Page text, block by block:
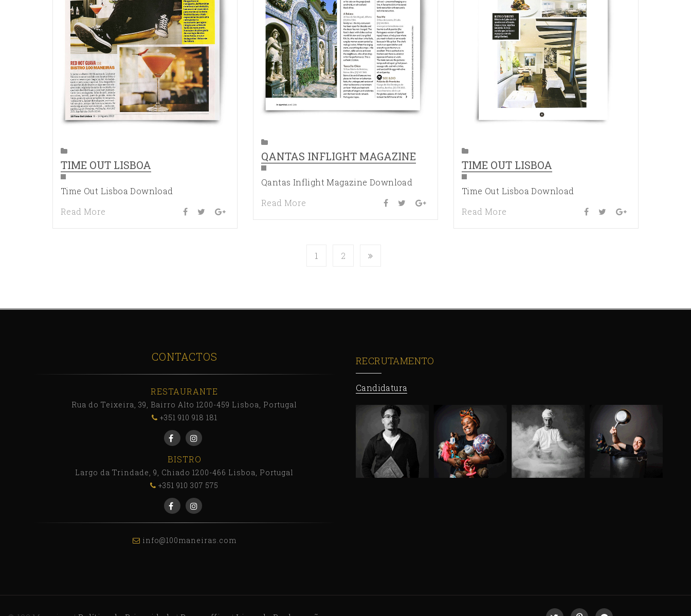
TIME OUT LISBOA
Time Out Lisboa Download
Read More
QANTAS INFLIGHT MAGAZINE
Qantas Inflight Magazine Download
Read More
TIME OUT LISBOA
Time Out Lisboa Download
Read More
1 2
CONTACTOS
RESTAURANTE
Rua do Teixeira, 39, Bairro Alto 1200-459 Lisboa, Portugal
+351 910 918 181
BISTRO
Largo da Trindade, 9, Chiado 1200-466 Lisboa, Portugal
+351 910 307 575
info@100maneiras.com
RECRUTAMENTO
Candidatura